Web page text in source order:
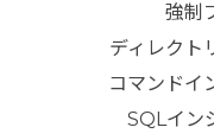
強制
ディレクト
コマンドイ
SQLイン